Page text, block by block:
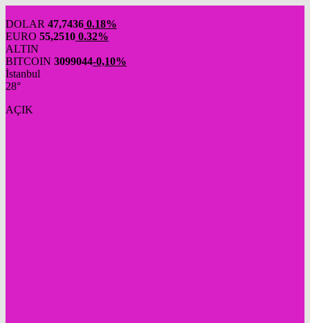
DOLAR 47,7436 0.18%
EURO 55,2510 0.32%
ALTIN
BITCOIN 3099044-0,10%
İstanbul
28°
AÇIK